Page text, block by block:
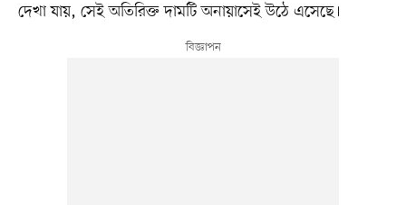
দেখা যায়, সেই অতিরিক্ত দামটি অনায়াসেই উঠে এসেছে।